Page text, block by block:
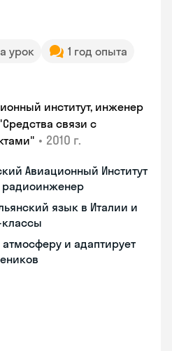
урок
1 год опыта
институт, инженер
связи с
• 2010 г.
Авиационный Институт
радиоинженер
язык в Италии и
и адаптирует